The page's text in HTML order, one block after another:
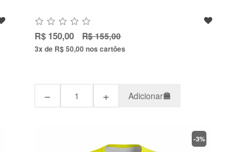
R$ 150,00 R$ 155,00
3x de R$ 50,00nos cartões
− + Adicionar
-3%